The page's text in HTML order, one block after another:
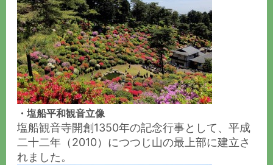
・塩船平和観音立像
塩船観音寺開創1350年の記念行事として、平成
二十二年（2010）につつじ山の最上部に建立さ
れました。